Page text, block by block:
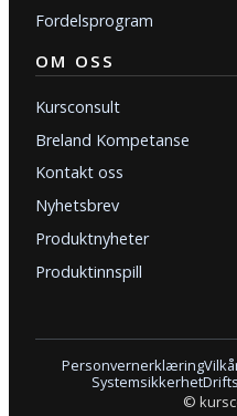
Fordelsprogram
OM OSS
Kursconsult
Breland Kompetanse
Kontakt oss
Nyhetsbrev
Produktnyheter
Produktinnspill
Personvernerklæring
Systemsikkerhet
©